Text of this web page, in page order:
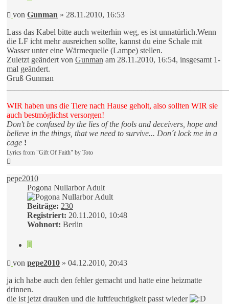
Beitrag
von Gunman » 28.11.2010, 16:53
Lass das Kabel bitte auch weiterhin weg, es ist unnatürlich.Wenn
die LF icht mehr ausreichen sollte, kannst du eine Schale mit
Wasser unter eine Wärmequelle (Lampe) stellen.
Zuletzt geändert von Gunman am 28.11.2010, 16:54, insgesamt 1-
mal geändert.
Gruß Gunman
WIR haben uns die Tiere nach Hause geholt, also sollten WIR sie
auch bestmöglichst versorgen!
Don't be confused by the lies of the fools and deceivers, hope and
believe in the things, that we need to survive... Don´t lock me in a
cage !
Lyrics from "Gift Of Faith" by Toto
pepe2010
Pogona Nullarbor Adult
Beiträge: 230
Registriert: 20.11.2010, 10:48
Wohnort: Berlin
Zitieren
Beitrag
von pepe2010 » 04.12.2010, 20:43
ja ich habe auch den fehler gemacht und hatte eine heizmatte
drinnen.
die ist jetzt draußen und die luftfeuchtigkeit passt wieder